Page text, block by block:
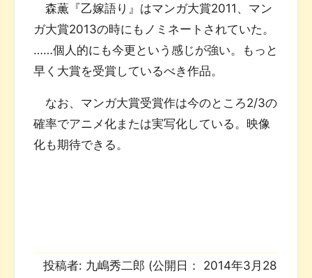
森薫『乙嫁語り』はマンガ大賞2011、マン
ガ大賞2013の時にもノミネートされていた。
……個人的にも今更という感じが強い。もっと
早く大賞を受賞しているべき作品。
なお、マンガ大賞受賞作は今のところ2/3の
確率でアニメ化または実写化している。映像
化も期待できる。
投稿者: 九嶋秀二郎 (公開日： 2014年3月28